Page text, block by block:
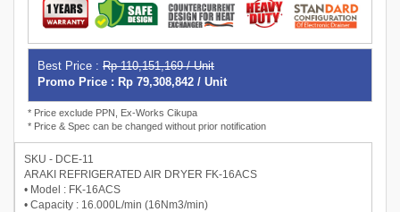
Best Price : Rp 110,151,169 / Unit
Promo Price : Rp 79,308,842 / Unit
* Price exclude PPN, Ex-Works Cikupa
* Price & Spec can be changed without prior notification
SKU - DCE-11
ARAKI REFRIGERATED AIR DRYER FK-16ACS
• Model : FK-16ACS
• Capacity : 16.000L/min (16Nm3/min)